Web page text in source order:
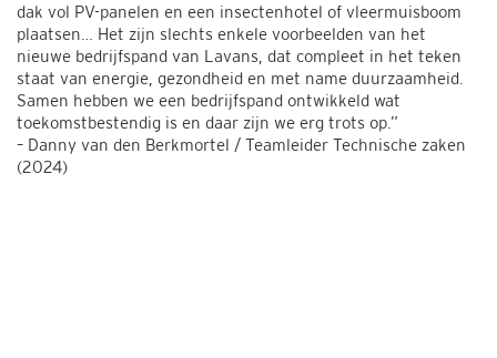
dak vol PV-panelen en een insectenhotel of vleermuisboom
plaatsen… Het zijn slechts enkele voorbeelden van het
nieuwe bedrijfspand van Lavans, dat compleet in het teken
staat van energie, gezondheid en met name duurzaamheid.
Samen hebben we een bedrijfspand ontwikkeld wat
toekomstbestendig is en daar zijn we erg trots op.”
– Danny van den Berkmortel / Teamleider Technische zaken
(2024)